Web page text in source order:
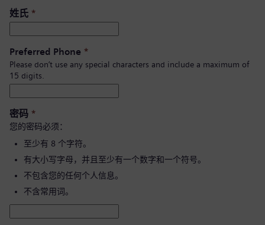
姓氏 *
Preferred Phone *
Please don’t use any special characters and include a maximum of
15 digits.
密码 *
您的密码必须：
至少有 8 个字符。
有大小写字母，并且至少有一个数字和一个符号。
不包含您的任何个人信息。
不含常用词。